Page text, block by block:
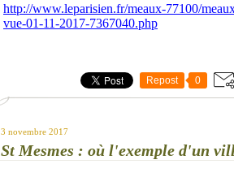
http://www.leparisien.fr/meaux-77100/
vue-01-11-2017-7367040.php
Repost 0
3 novembre 2017
St Mesmes : où l'exemple d'un